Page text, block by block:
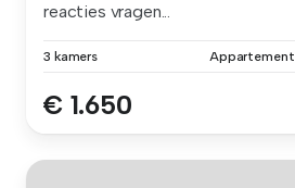
reacties vragen...
3 kamers Appartement
€ 1.650